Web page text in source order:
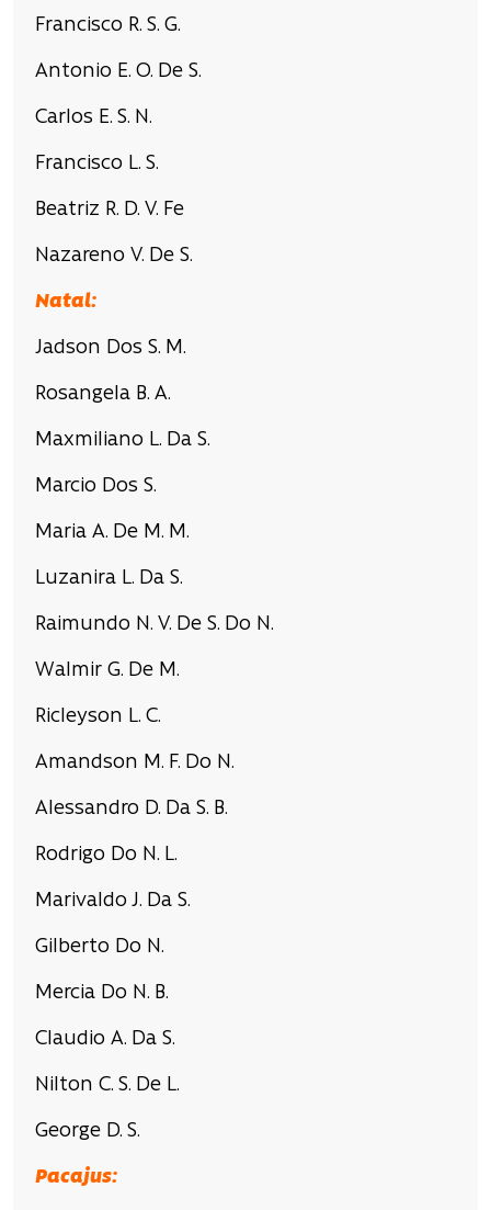
Francisco R. S. G.
Antonio E. O. De S.
Carlos E. S. N.
Francisco L. S.
Beatriz R. D. V. Fe
Nazareno V. De S.
Natal:
Jadson Dos S. M.
Rosangela B. A.
Maxmiliano L. Da S.
Marcio Dos S.
Maria A. De M. M.
Luzanira L. Da S.
Raimundo N. V. De S. Do N.
Walmir G. De M.
Ricleyson L. C.
Amandson M. F. Do N.
Alessandro D. Da S. B.
Rodrigo Do N. L.
Marivaldo J. Da S.
Gilberto Do N.
Mercia Do N. B.
Claudio A. Da S.
Nilton C. S. De L.
George D. S.
Pacajus: